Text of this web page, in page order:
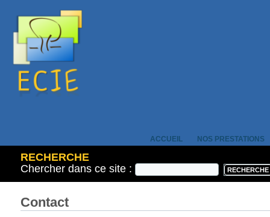
ACCUEIL NOS PRESTATIONS
RECHERCHE
Chercher dans ce site :
Contact